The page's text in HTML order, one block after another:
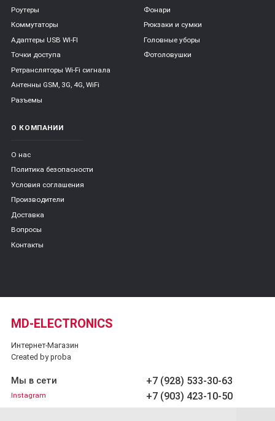
Роутеры
Коммутаторы
Адаптеры USB WI-FI
Точки доступа
Ретрансляторы Wi-Fi сигнала
Антенны GSM, 3G, 4G, WiFi
Разъемы
Фонари
Рюкзаки и сумки
Головные уборы
Фотоловушки
О КОМПАНИИ
О нас
Политика безопасности
Условия соглашения
Производители
Доставка
Вопросы
Контакты
MD-ELECTRONICS
Интернет-Магазин
Created by proba
+7 (928) 533-30-63
+7 (903) 423-10-50
Мы в сети
Instagram